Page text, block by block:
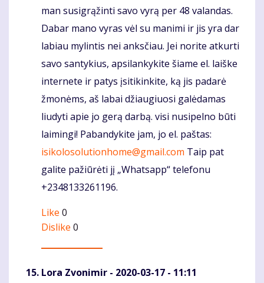
man susigrąžinti savo vyrą per 48 valandas.
Dabar mano vyras vėl su manimi ir jis yra dar
labiau mylintis nei anksčiau. Jei norite atkurti
savo santykius, apsilankykite šiame el. laiške
internete ir patys įsitikinkite, ką jis padarė
žmonėms, aš labai džiaugiuosi galėdamas
liudyti apie jo gerą darbą. visi nusipelno būti
laimingi! Pabandykite jam, jo el. paštas:
isikolosolutionhome@gmail.com Taip pat
galite pažiūrėti jį „Whatsapp“ telefonu
+2348133261196.
Like 0
Dislike 0
Lora Zvonimir - 2020-03-17 - 11:11